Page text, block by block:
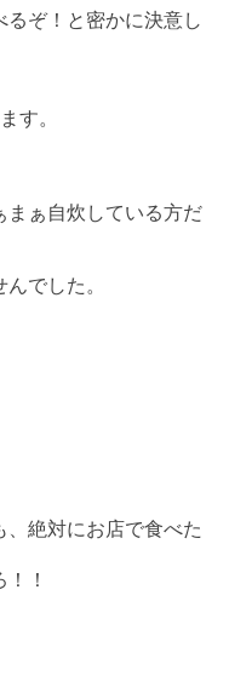
ぞ！と密かに決意し
す。
まぁ自炊している方だ
でした。
絶対にお店で食べた
！